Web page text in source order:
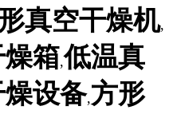
真空干燥机,
箱,低温真
设备,方形